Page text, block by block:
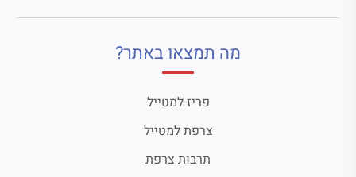
מה תמצאו באתר?
פריז למטייל
צרפת למטייל
תרבות צרפת